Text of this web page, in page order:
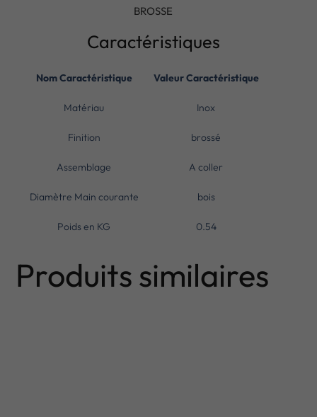
BROSSE
Caractéristiques
Nom Caractéristique Valeur Caractéristique
Matériau Inox
Finition brossé
Assemblage A coller
Diamètre Main courante bois
Poids en KG 0.54
Produits similaires